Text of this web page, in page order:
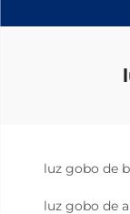
luz gobo de
luz gobo de